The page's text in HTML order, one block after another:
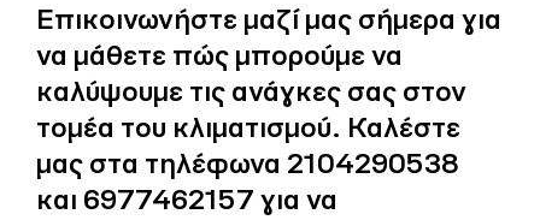
Επικοινωνήστε μαζί μας σήμερα για
να μάθετε πώς μπορούμε να
καλύψουμε τις ανάγκες σας στον
τομέα του κλιματισμού. Καλέστε
μας στα τηλέφωνα 2104290538
και 6977462157 για να